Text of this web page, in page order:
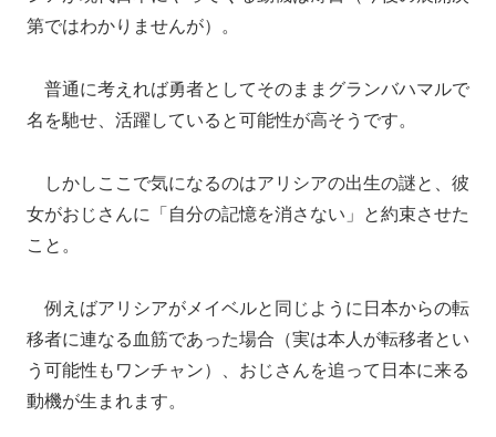
第ではわかりませんが）。
普通に考えれば勇者としてそのままグランバハマルで
名を馳せ、活躍していると可能性が高そうです。
しかしここで気になるのはアリシアの出生の謎と、彼
女がおじさんに「自分の記憶を消さない」と約束させた
こと。
例えばアリシアがメイベルと同じように日本からの転
移者に連なる血筋であった場合（実は本人が転移者とい
う可能性もワンチャン）、おじさんを追って日本に来る
動機が生まれます。